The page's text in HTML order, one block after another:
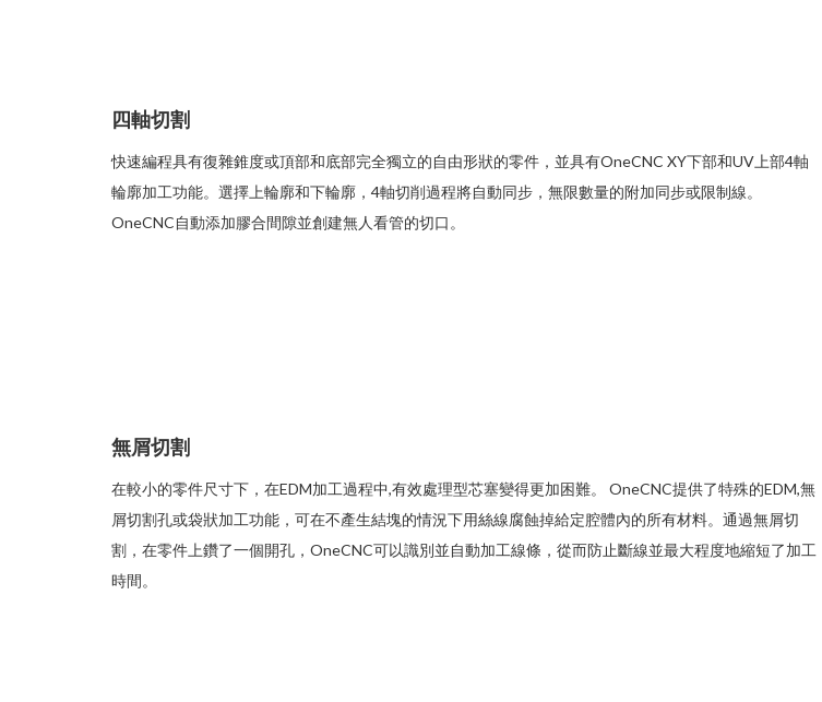
四軸切割
快速編程具有復雜錐度或頂部和底部完全獨立的自由形狀的零件，並具有OneCNC XY下部和UV上部4軸
輪廓加工功能。選擇上輪廓和下輪廓，4軸切削過程將自動同步，無限數量的附加同步或限制線。
OneCNC自動添加膠合間隙並創建無人看管的切口。
無屑切割
在較小的零件尺寸下，在EDM加工過程中,有效處理型芯塞變得更加困難。 OneCNC提供了特殊的EDM,無
屑切割孔或袋狀加工功能，可在不產生結塊的情況下用絲線腐蝕掉給定腔體內的所有材料。通過無屑切
割，在零件上鑽了一個開孔，OneCNC可以識別並自動加工線條，從而防止斷線並最大程度地縮短了加工
時間。